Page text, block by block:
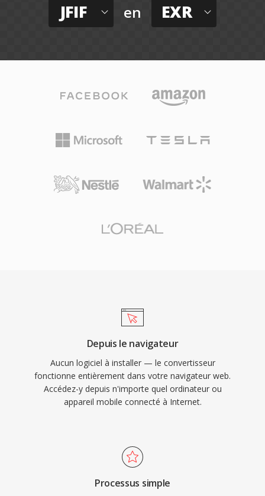
JFIF en EXR
Depuis le navigateur
Aucun logiciel à installer — le convertisseur
fonctionne entièrement dans votre navigateur web.
Accédez-y depuis n'importe quel ordinateur ou
appareil mobile connecté à Internet.
Processus simple